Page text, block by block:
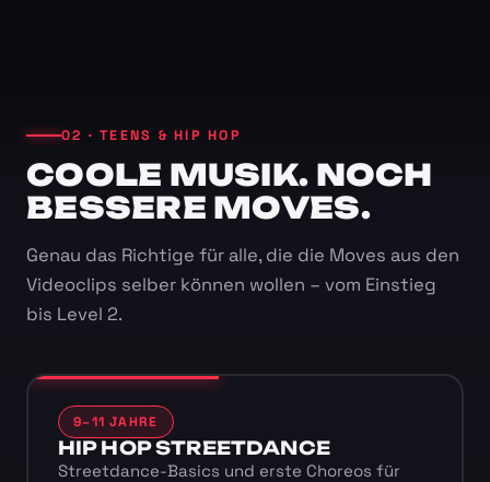
02 · TEENS & HIP HOP
COOLE MUSIK. NOCH
BESSERE MOVES.
Genau das Richtige für alle, die die Moves aus den
Videoclips selber können wollen – vom Einstieg
bis Level 2.
9–11 JAHRE
HIP HOP STREETDANCE
Streetdance-Basics und erste Choreos für